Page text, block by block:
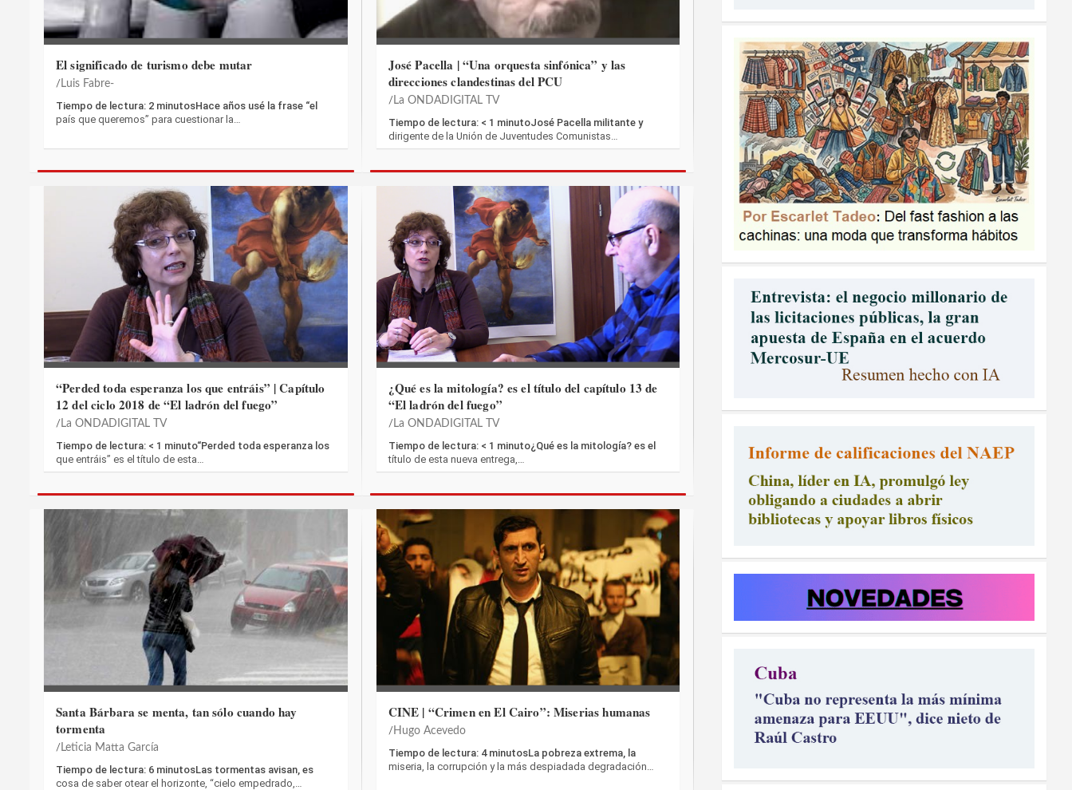
El significado de turismo debe mutar
Luis Fabre-
Tiempo de lectura: 2 minutosHace años usé la frase “el
país que queremos” para cuestionar la…
José Pacella | “Una orquesta sinfónica” y las
direcciones clandestinas del PCU
La ONDADIGITAL TV
Tiempo de lectura: < 1 minutoJosé Pacella militante y
dirigente de la Unión de Juventudes Comunistas…
“Perded toda esperanza los que entráis” | Capítulo
12 del ciclo 2018 de “El ladrón del fuego”
La ONDADIGITAL TV
Tiempo de lectura: < 1 minuto“Perded toda esperanza los
que entráis” es el título de esta…
¿Qué es la mitología? es el título del capítulo 13 de
“El ladrón del fuego”
La ONDADIGITAL TV
Tiempo de lectura: < 1 minuto¿Qué es la mitología? es el
título de esta nueva entrega,…
Santa Bárbara se menta, tan sólo cuando hay
tormenta
Leticia Matta García
Tiempo de lectura: 6 minutosLas tormentas avisan, es
cosa de saber otear el horizonte, “cielo empedrado,…
CINE | “Crimen en El Cairo”: Miserias humanas
Hugo Acevedo
Tiempo de lectura: 4 minutosLa pobreza extrema, la
miseria, la corrupción y la más despiadada degradación…